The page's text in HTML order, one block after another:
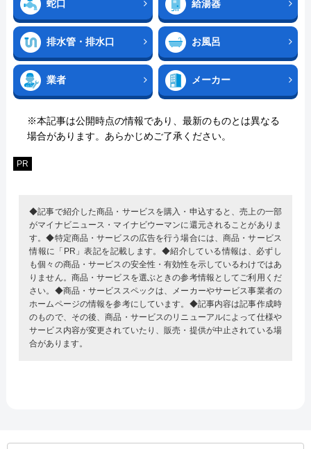
蛇口 給湯器
排水管・排水口 お風呂
業者 メーカー
※本記事は公開時点の情報であり、最新のものとは異なる
場合があります。あらかじめご了承ください。
PR
◆記事で紹介した商品・サービスを購入・申込すると、売上の一部
がマイナビニュース・マイナビウーマンに還元されることがありま
す。◆特定商品・サービスの広告を行う場合には、商品・サービス
情報に「PR」表記を記載します。◆紹介している情報は、必ずし
も個々の商品・サービスの安全性・有効性を示しているわけではあ
りません。商品・サービスを選ぶときの参考情報としてご利用くだ
さい。◆商品・サービススペックは、メーカーやサービス事業者の
ホームページの情報を参考にしています。◆記事内容は記事作成時
のもので、その後、商品・サービスのリニューアルによって仕様や
サービス内容が変更されていたり、販売・提供が中止されている場
合があります。